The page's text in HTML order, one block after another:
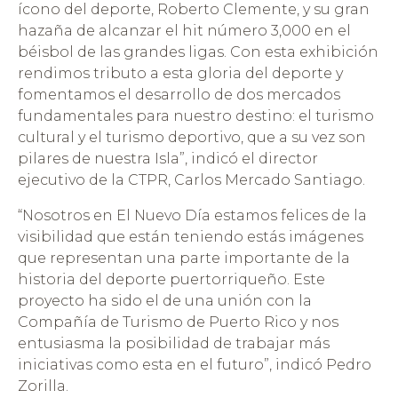
ícono del deporte, Roberto Clemente, y su gran
hazaña de alcanzar el hit número 3,000 en el
béisbol de las grandes ligas. Con esta exhibición
rendimos tributo a esta gloria del deporte y
fomentamos el desarrollo de dos mercados
fundamentales para nuestro destino: el turismo
cultural y el turismo deportivo, que a su vez son
pilares de nuestra Isla”, indicó el director
ejecutivo de la CTPR, Carlos Mercado Santiago.
“Nosotros en El Nuevo Día estamos felices de la
visibilidad que están teniendo estás imágenes
que representan una parte importante de la
historia del deporte puertorriqueño. Este
proyecto ha sido el de una unión con la
Compañía de Turismo de Puerto Rico y nos
entusiasma la posibilidad de trabajar más
iniciativas como esta en el futuro”, indicó Pedro
Zorilla.